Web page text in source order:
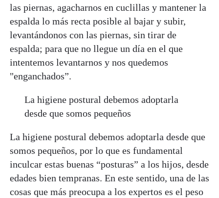
las piernas, agacharnos en cuclillas y mantener la
espalda lo más recta posible al bajar y subir,
levantándonos con las piernas, sin tirar de
espalda; para que no llegue un día en el que
intentemos levantarnos y nos quedemos
"enganchados”.
La higiene postural debemos adoptarla
desde que somos pequeños
La higiene postural debemos adoptarla desde que
somos pequeños, por lo que es fundamental
inculcar estas buenas “posturas” a los hijos, desde
edades bien tempranas. En este sentido, una de las
cosas que más preocupa a los expertos es el peso